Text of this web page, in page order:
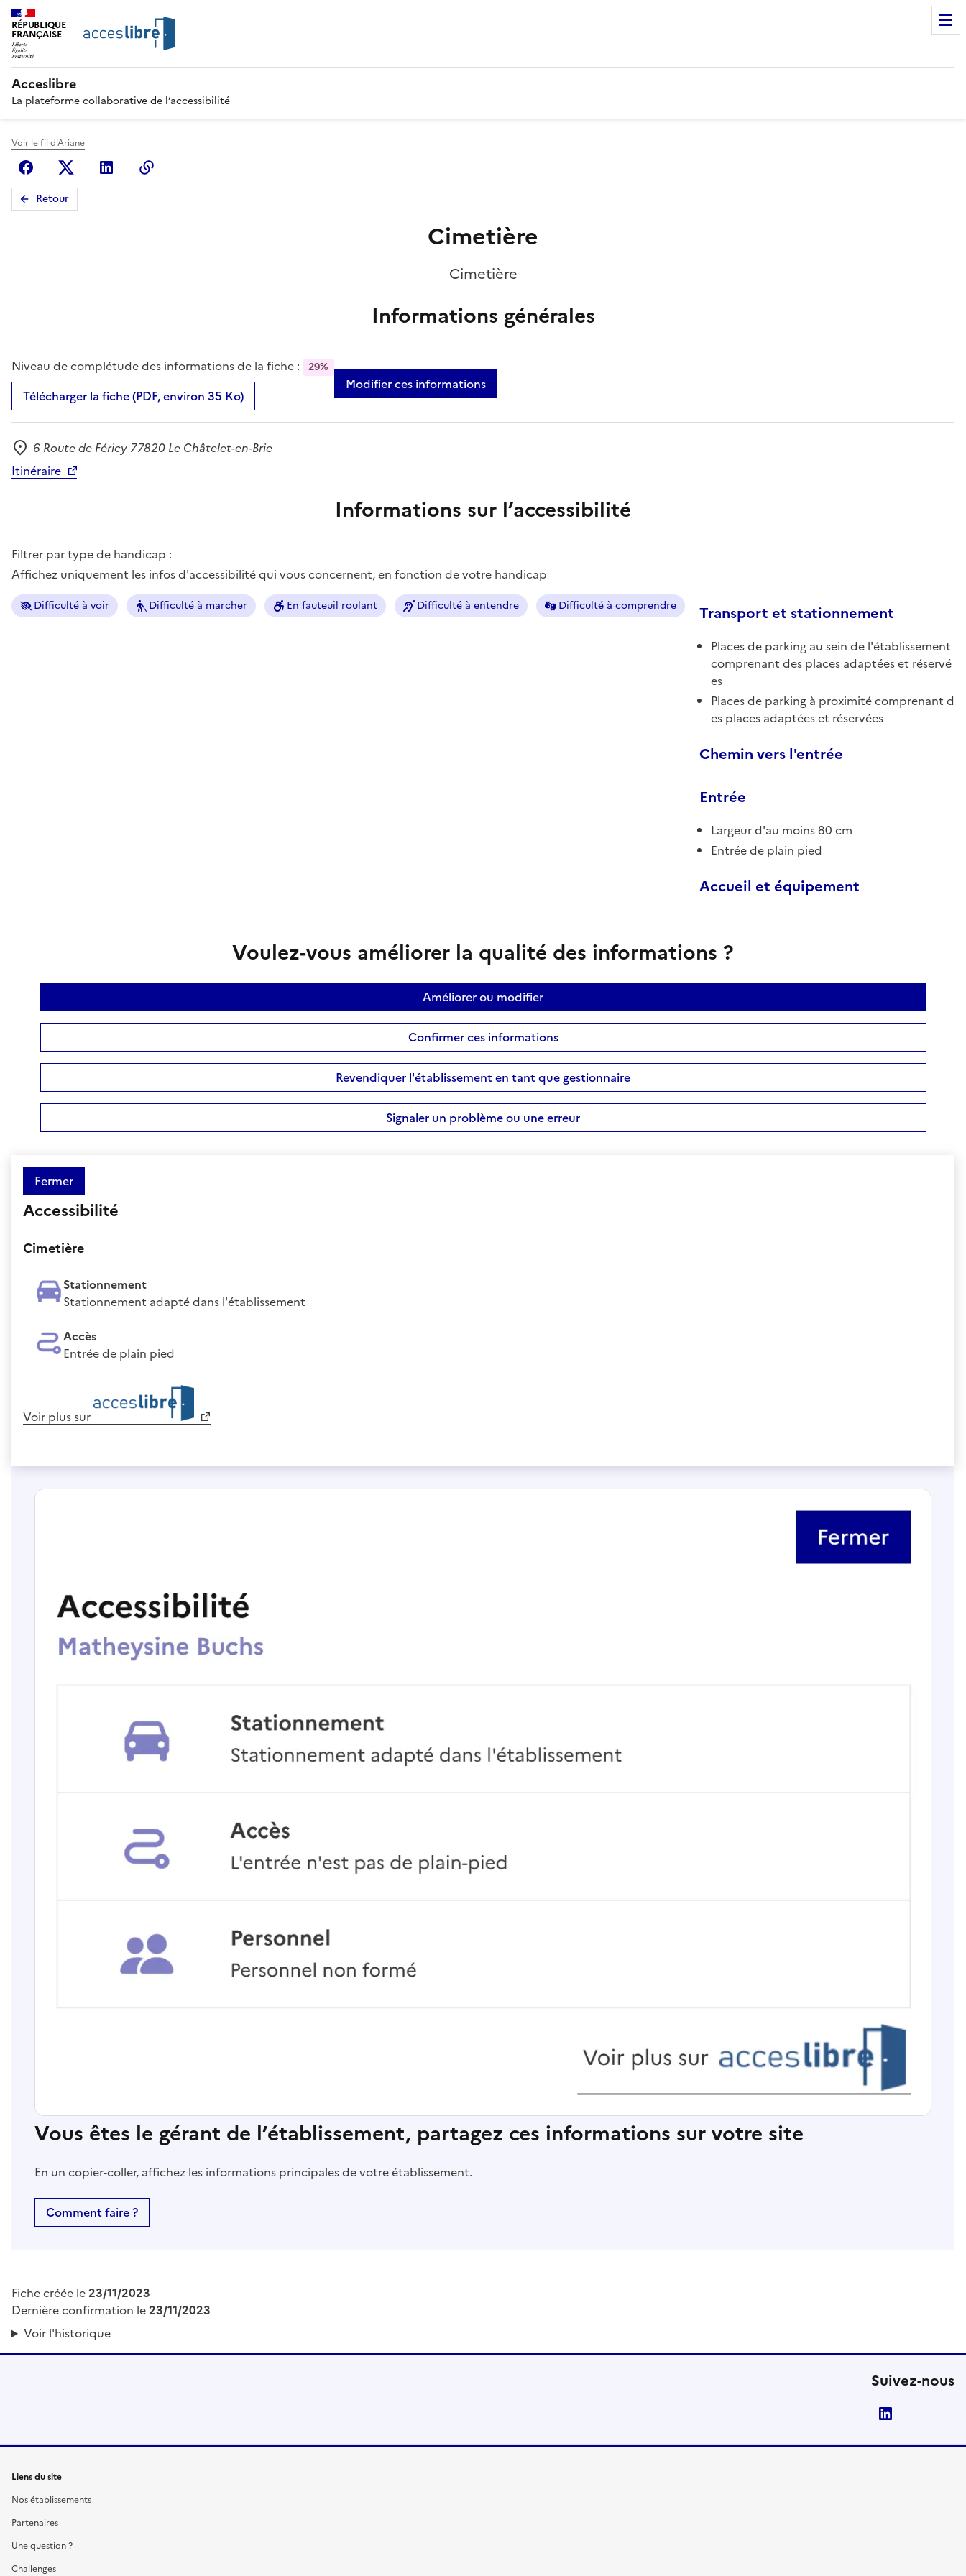
RÉPUBLIQUE
FRANÇAISE
Acceslibre
La plateforme collaborative de l’accessibilité
Voir le fil d'Ariane
FacebookX (anciennement Twitter)
Linkedin
Retour
Cimetière
Cimetière
Informations générales
Niveau de complétude des informations de la fiche : 29%
Télécharger la fiche (PDF, environ 35 Ko)
Modifier ces informations
Adresse
6 Route de Féricy 77820 Le Châtelet-en-Brie
Itinéraire
Informations sur l’accessibilité
Filtrer par type de handicap :
Affichez uniquement les infos d'accessibilité qui vous concernent, en fonction de votre handicap
Difficulté à voir Difficulté à marcher En fauteuil roulant Difficulté à entendre Difficulté à comprendre Transport et stationnement
Places de parking au sein de l'établissement
comprenant des places adaptées et réservé
es
Places de parking à proximité comprenant d
es places adaptées et réservées
Chemin vers l'entrée
Entrée
Largeur d'au moins 80 cm
Entrée de plain pied
Accueil et équipement
Voulez-vous améliorer la qualité des informations ?
Améliorer ou modifier
Confirmer ces informations
Revendiquer l'établissement en tant que gestionnaire
Signaler un problème ou une erreur
Fermer
Accessibilité
Cimetière
Stationnement
Stationnement adapté dans l'établissement
Accès
Entrée de plain pied
Voir plus sur
Vous êtes le gérant de l’établissement, partagez ces informations sur votre site
En un copier-coller, affichez les informations principales de votre établissement.
Comment faire ?
Fiche créée le23/11/2023
Dernière confirmation le23/11/2023
Voir l'historique
Suivez-nous
Liens du site
Nos établissements
Partenaires
Une question ?
Challenges